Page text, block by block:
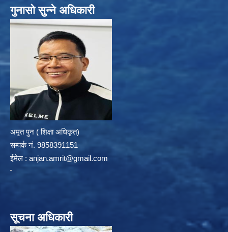
गुनासो सुन्ने अधिकारी
अमृत पुन ( शिक्षा अधिकृत)
सम्पर्क न‌ं. 9858391151
ईमेल : anjan.amrit@gmail.com
सूचना अधिकारी